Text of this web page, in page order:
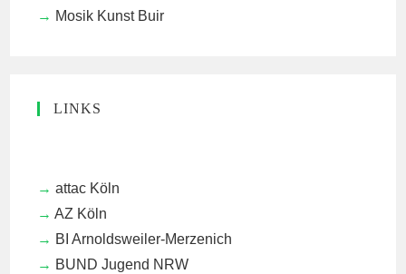
Mosik Kunst Buir
LINKS
attac Köln
AZ Köln
BI Arnoldsweiler-Merzenich
BUND Jugend NRW